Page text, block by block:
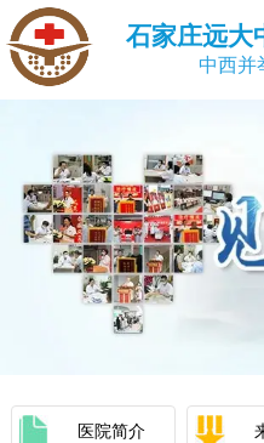
石家庄远大
中西并
医院简介